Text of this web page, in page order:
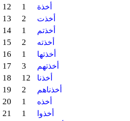
12 1 أخذة
13 2 أخذت
14 1 أخذتم
15 2 أخذته
16 1 أخذتها
17 3 أخذتهم
18 12 أخذنا
19 2 أخذناهم
20 1 أخذه
21 1 أخذوا